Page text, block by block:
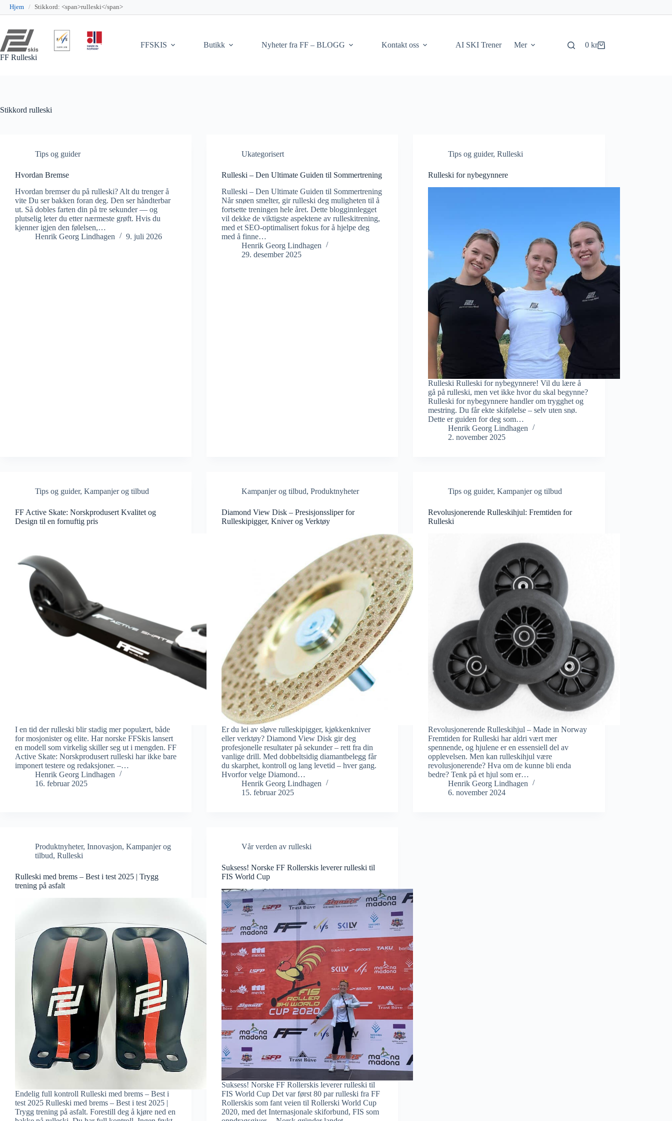
Hjem / Stikkord: <span>rulleski</span>
innholdet
FF Rulleski
FFSKIS Butikk Nyheter fra FF – BLOGG Kontakt oss AI SKI Trener Mer Handlekurv
0 kr
Stikkord rulleski
Tips og guider
Hvordan Bremse
Hvordan bremser du på rulleski? Alt du trenger å
vite Du ser bakken foran deg. Den ser håndterbar
ut. Så dobles farten din på tre sekunder — og
plutselig leter du etter nærmeste grøft. Hvis du
kjenner igjen den følelsen,…
Henrik Georg Lindhagen
9. juli 2026
Ukategorisert
Rulleski – Den Ultimate Guiden til Sommertrening
Rulleski – Den Ultimate Guiden til Sommertrening
Når snøen smelter, gir rulleski deg muligheten til å
fortsette treningen hele året. Dette blogginnlegget
vil dekke de viktigste aspektene av rulleskitrening,
med et SEO-optimalisert fokus for å hjelpe deg
med å finne…
Henrik Georg Lindhagen
29. desember 2025
Tips og guider,Rulleski
Rulleski for nybegynnere
Rulleski Rulleski for nybegynnere! Vil du lære å
gå på rulleski, men vet ikke hvor du skal begynne?
Rulleski for nybegynnere handler om trygghet og
mestring. Du får ekte skifølelse – selv uten snø.
Dette er guiden for deg som…
Henrik Georg Lindhagen
2. november 2025
Tips og guider, Kampanjer og tilbud
FF Active Skate: Norskprodusert Kvalitet og
Design til en fornuftig pris
I en tid der rulleski blir stadig mer populært, både
for mosjonister og elite. Har norske FFSkis lansert
en modell som virkelig skiller seg ut i mengden. FF
Active Skate: Norskprodusert rulleski har ikke bare
imponert testere og redaksjoner. –…
Henrik Georg Lindhagen
16. februar 2025
Kampanjer og tilbud,Produktnyheter
Diamond View Disk – Presisjonssliper for
Rulleskipigger, Kniver og Verktøy
Er du lei av sløve rulleskipigger, kjøkkenkniver
eller verktøy? Diamond View Disk gir deg
profesjonelle resultater på sekunder – rett fra din
vanlige drill. Med dobbeltsidig diamantbelegg får
du skarphet, kontroll og lang levetid – hver gang.
Hvorfor velge Diamond…
Henrik Georg Lindhagen
15. februar 2025
Tips og guider,Kampanjer og tilbud
Revolusjonerende Rulleskihjul: Fremtiden for
Rulleski
Revolusjonerende Rulleskihjul – Made in Norway
Fremtiden for Rulleski har aldri vært mer
spennende, og hjulene er en essensiell del av
opplevelsen. Men kan rulleskihjul være
revolusjonerende? Hva om de kunne bli enda
bedre? Tenk på et hjul som er…
Henrik Georg Lindhagen
6. november 2024
Produktnyheter, Innovasjon, Kampanjer og
tilbud, Rulleski
Rulleski med brems – Best i test 2025 | Trygg
trening på asfalt
Endelig full kontroll Rulleski med brems – Best i
test 2025 Rulleski med brems – Best i test 2025 |
Trygg trening på asfalt. Forestill deg å kjøre ned en
Vår verden av rulleski
Suksess! Norske FF Rollerskis leverer rulleski til
FIS World Cup
Suksess! Norske FF Rollerskis leverer rulleski til
FIS World Cup Det var først 80 par rulleski fra FF
Rollerskis som fant veien til Rollerski World Cup
2020, med det Internasjonale skiforbund, FIS som